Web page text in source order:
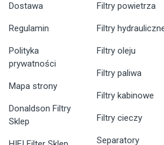
Dostawa
Regulamin
Polityka
prywatności
Mapa strony
Donaldson Filtry
Sklep
Filtry powietrza
Filtry
Filtry oleju
Filtry paliwa
Filtry kabinowe
Filtry cieczy
Separatory